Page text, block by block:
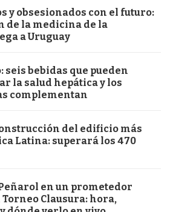
y obsesionados con el futuro:
de la medicina de la
a Uruguay
seis bebidas que pueden
la salud hepática y los
complementan
del edificio más
Latina: superará los 470
en un prometedor
Clausura: hora,